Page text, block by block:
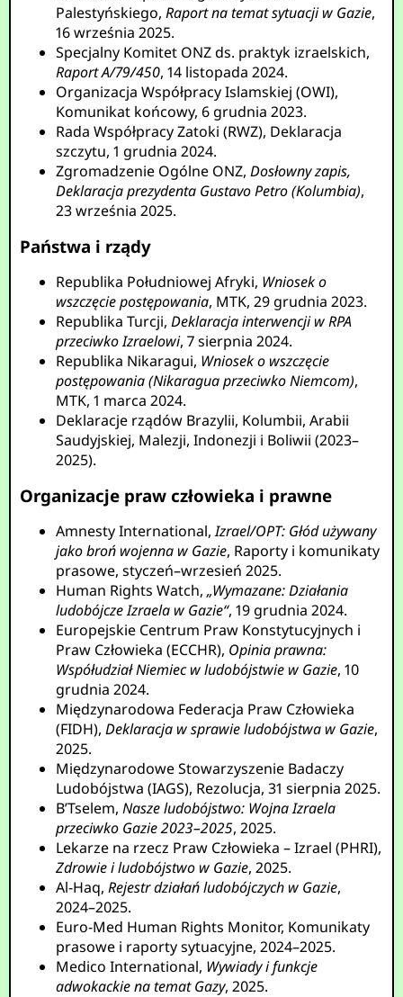
Palestyńskiego,Raport na temat sytuacji w Gazie,
16 września 2025.
Specjalny Komitet ONZ ds. praktyk izraelskich,
Raport A/79/450, 14 listopada 2024.
Organizacja Współpracy Islamskiej (OWI),
Komunikat końcowy, 6 grudnia 2023.
Rada Współpracy Zatoki (RWZ), Deklaracja
szczytu, 1 grudnia 2024.
Zgromadzenie Ogólne ONZ,Dosłowny zapis,
Deklaracja prezydenta Gustavo Petro (Kolumbia),
23 września 2025.
Państwa i rządy
Republika Południowej Afryki, Wniosek o
wszczęcie postępowania, MTK, 29 grudnia 2023.
Republika Turcji,Deklaracja interwencji w RPA
przeciwko Izraelowi, 7 sierpnia 2024.
Republika Nikaragui, Wniosek o wszczęcie
postępowania (Nikaragua przeciwko Niemcom),
MTK, 1 marca 2024.
Deklaracje rządów Brazylii, Kolumbii, Arabii
Saudyjskiej, Malezji, Indonezji i Boliwii (2023–
2025).
Organizacje praw człowieka i prawne
Amnesty International,Izrael/OPT: Głód używany
jako broń wojenna w Gazie, Raporty i komunikaty
prasowe, styczeń–wrzesień 2025.
Human Rights Watch,„Wymazane: Działania
ludobójcze Izraela w Gazie“, 19 grudnia 2024.
Europejskie Centrum Praw Konstytucyjnych i
Praw Człowieka (ECCHR), Opinia prawna:
Współudział Niemiec w ludobójstwie w Gazie, 10
grudnia 2024.
Międzynarodowa Federacja Praw Człowieka
(FIDH),Deklaracja w sprawie ludobójstwa w Gazie,
2025.
Międzynarodowe Stowarzyszenie Badaczy
Ludobójstwa (IAGS), Rezolucja, 31 sierpnia 2025.
B’Tselem,Nasze ludobójstwo: Wojna Izraela
przeciwko Gazie 2023–2025, 2025.
Lekarze na rzecz Praw Człowieka – Izrael (PHRI),
Zdrowie i ludobójstwo w Gazie, 2025.
Al-Haq,Rejestr działań ludobójczych w Gazie,
2024–2025.
Euro-Med Human Rights Monitor, Komunikaty
prasowe i raporty sytuacyjne, 2024–2025.
Medico International, Wywiady i funkcje
adwokackie na temat Gazy, 2025.